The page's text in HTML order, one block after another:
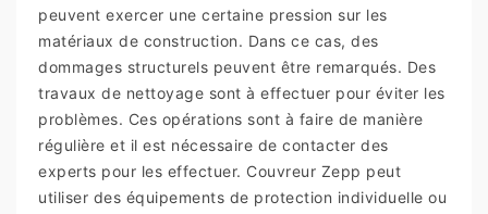
peuvent exercer une certaine pression sur les
matériaux de construction. Dans ce cas, des
dommages structurels peuvent être remarqués. Des
travaux de nettoyage sont à effectuer pour éviter les
problèmes. Ces opérations sont à faire de manière
régulière et il est nécessaire de contacter des
experts pour les effectuer. Couvreur Zepp peut
utiliser des équipements de protection individuelle ou